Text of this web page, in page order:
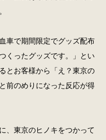
車で期間限定でグッズ配布
くったグッズです。」とい
とお客様から「え？東京の
前のめりになった反応が得
、東京のヒノキをつかって